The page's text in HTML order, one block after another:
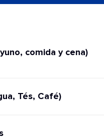
comida y cena)
Tés, Café)